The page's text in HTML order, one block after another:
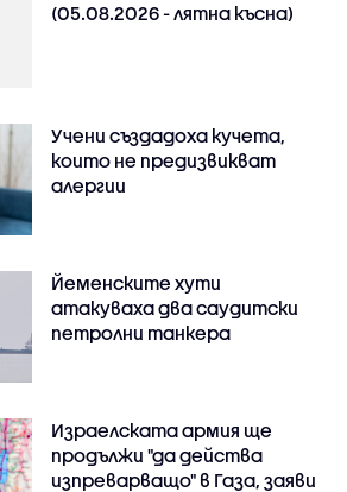
(05.08.2026 - лятна късна)
Учени създадоха кучета,
които не предизвикват
алергии
Йеменските хути
атакуваха два саудитски
петролни танкера
Израелската армия ще
продължи "да действа
изпреварващо" в Газа, заяви